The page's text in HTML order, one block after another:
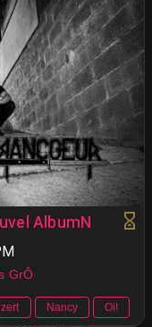
AlbumN
GrÔ
Nancy Oi!